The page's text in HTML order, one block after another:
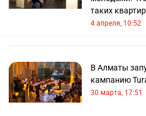
таких
4 апреля, 10:52
В Алматы
кампанию
30 марта, 17:51